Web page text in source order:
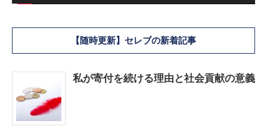
【随時更新】セレブの新着記事
私が寄付を続ける理由と社会貢献の意義